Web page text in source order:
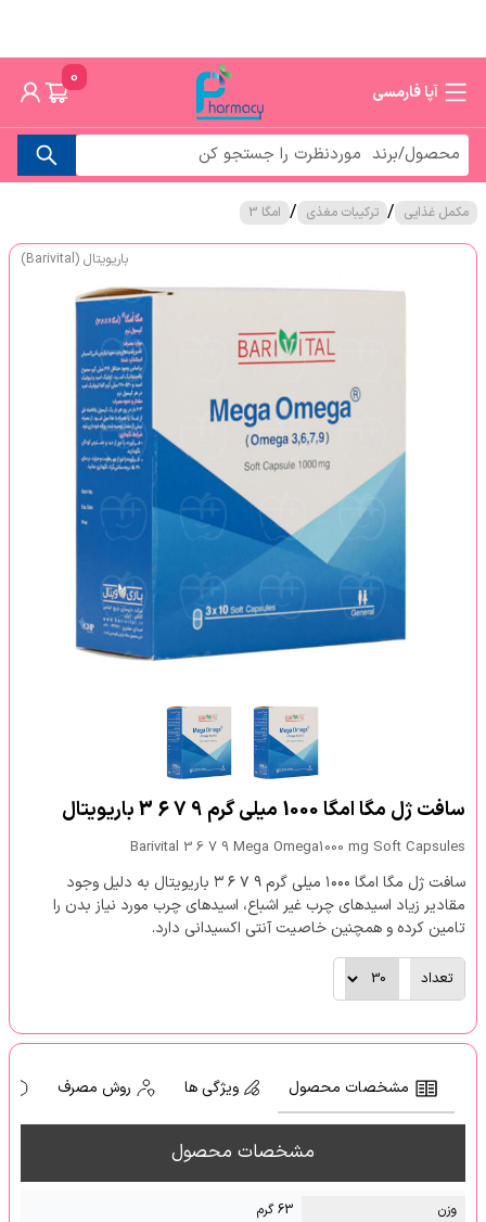
آپا فارمسی
0
مکمل غذایی / ترکیبات مغذی / امگا 3
باریویتال (Barivital)
سافت ژل مگا امگا 1000 میلی گرم 9 7 6 3 باریویتال
Barivital 3 6 7 9 Mega Omega1000 mg Soft Capsules
سافت ژل مگا امگا ۱۰۰۰ میلی گرم ۹ ۷ ۶ ۳ باریویتال به دلیل وجود
مقادیر زیاد اسیدهای چرب غیر اشباع، اسیدهای چرب مورد نیاز بدن را
تامین کرده و همچنین خاصیت آنتی اکسیدانی دارد.
تعداد
مشخصات محصول ویژگی ها روش مصرف
مشخصات محصول
وزن
63 گرم